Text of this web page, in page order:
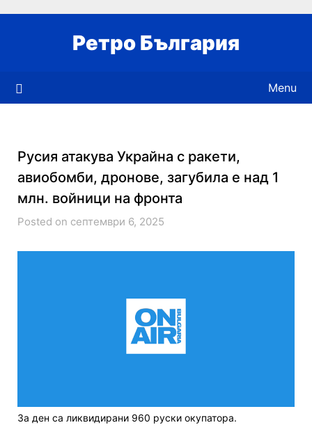
Ретро България
Menu
Русия атакува Украйна с ракети,
авиобомби, дронове, загубила е над 1
млн. войници на фронта
Posted on септември 6, 2025
За ден са ликвидирани 960 руски окупатора.